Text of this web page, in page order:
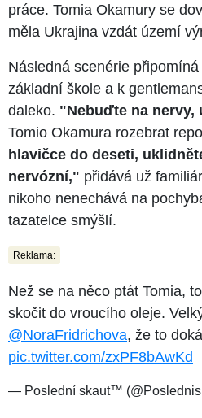
práce. Tomia Okamury se
měla Ukrajina vzdát území
Následná scenérie
základní škole a k
daleko. "Nebuďte na nervy,
Tomio Okamura rozebrat
hlavičce do deseti,
nervózní," přidává už
nikoho nenechává na
tazatelce smýšlí.
Reklama:
Než se na něco ptát Tomia,
skočit do vroucího oleje.
@NoraFridrichova, že to
pic.twitter.com/zxPF8bAwKd
— Poslední skaut™